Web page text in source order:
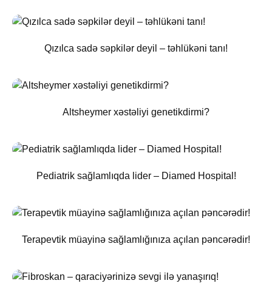
Qızılca sadə səpkilər deyil – təhlükəni tanı!
Altsheymer xəstəliyi genetikdirmi?
Pediatrik sağlamlıqda lider – Diamed Hospital!
Terapevtik müayinə sağlamlığınıza açılan pəncərədir!